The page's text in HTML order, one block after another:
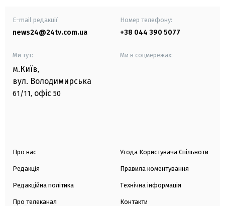
E-mail редакції
news24@24tv.com.ua
Номер телефону:
+38 044 390 5077
Ми тут:
м.Київ,
вул. Володимирська
61/11, офіс 50
Ми в соцмережах:
Про нас
Редакція
Редакційна політика
Про телеканал
Угода Користувача Спільноти
Правила коментування
Технічна інформація
Контакти